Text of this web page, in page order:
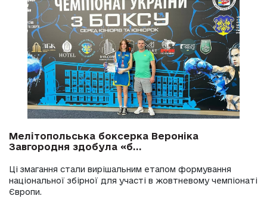
Мелітопольська боксерка Вероніка
Завгородня здобула «б...
Ці змагання стали вирішальним етапом формування
національної збірної для участі в жовтневому чемпіонаті
Європи.